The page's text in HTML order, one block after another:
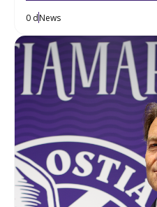
0 dNews